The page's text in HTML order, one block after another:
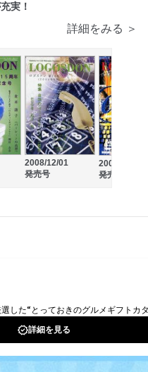
実！
詳細をみる ＞
2008/12/01
発売号
2008/09/01
発売号